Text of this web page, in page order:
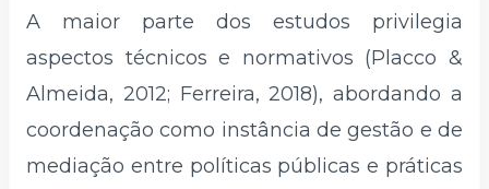
A maior parte dos estudos privilegia
aspectos técnicos e normativos (Placco &
Almeida, 2012; Ferreira, 2018), abordando a
coordenação como instância de gestão e de
mediação entre políticas públicas e práticas